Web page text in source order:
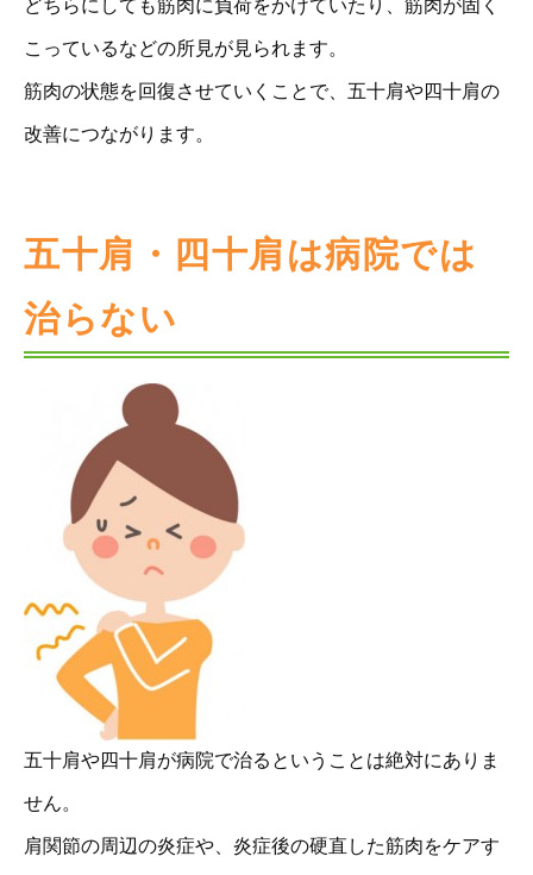
どちらにしても筋肉に負荷をかけていたり、筋肉が固く
こっているなどの所見が見られます。
筋肉の状態を回復させていくことで、五十肩や四十肩の
改善につながります。
五十肩・四十肩は病院では
治らない
五十肩や四十肩が病院で治るということは絶対にありま
せん。
肩関節の周辺の炎症や、炎症後の硬直した筋肉をケアす